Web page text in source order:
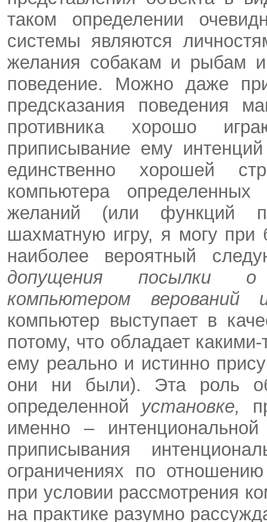
таком определении
системы являются
желания собакам и рыбам
поведение. Можно даже
предсказания поведения
противника хорошо
приписывание ему
единственно хорошей
компьютера
желаний (или функций
шахматную игру, я могу при
наиболее вероятный
допущения посылки о
компьютером верований
компьютер выступает в
потому, что обладает
ему реально и истинно
они ни были). Эта роль
определенной установке,
именно –
приписывания
ограничениях по
при условии рассмотрения
на практике разумно